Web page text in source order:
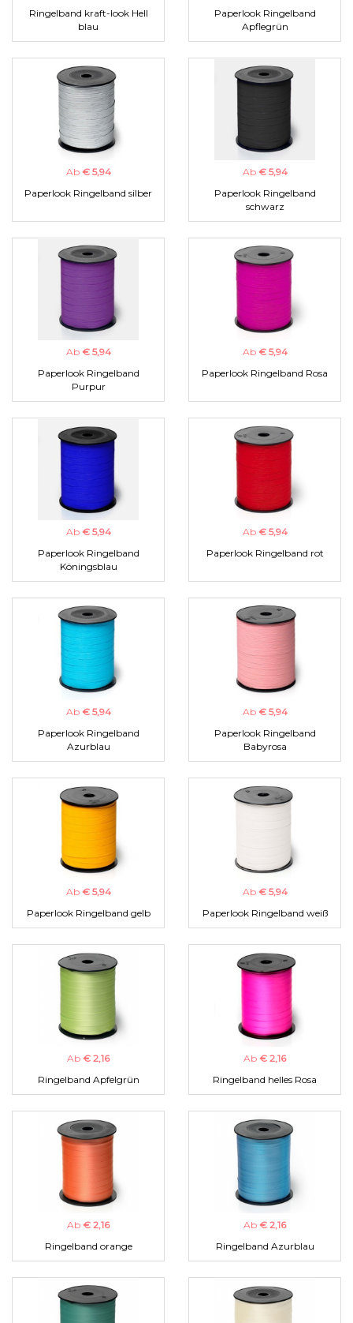
Ringelband kraft-look Hell
blau
Paperlook Ringelband
Apflegrün
Ab € 5,94
Paperlook Ringelband silber
Ab € 5,94
Paperlook Ringelband
schwarz
Ab € 5,94
Paperlook Ringelband
Purpur
Ab € 5,94
Paperlook Ringelband Rosa
Ab € 5,94
Paperlook Ringelband
Köningsblau
Ab € 5,94
Paperlook Ringelband rot
Ab € 5,94
Paperlook Ringelband
Azurblau
Ab € 5,94
Paperlook Ringelband
Babyrosa
Ab € 5,94
Paperlook Ringelband gelb
Ab € 5,94
Paperlook Ringelband weiß
Ab € 2,16
Ringelband Apfelgrün
Ab € 2,16
Ringelband helles Rosa
Ab € 2,16
Ringelband orange
Ab € 2,16
Ringelband Azurblau